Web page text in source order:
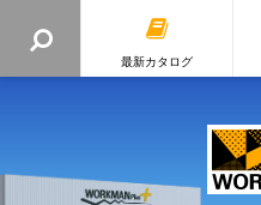
最新カタログ